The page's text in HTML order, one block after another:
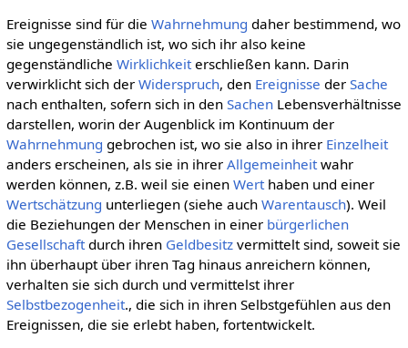
Ereignisse sind für die Wahrnehmung daher bestimmend, wo
sie ungegenständlich ist, wo sich ihr also keine
gegenständliche Wirklichkeiterschließen kann. Darin
verwirklicht sich der Widerspruch, den Ereignisse der Sache
nach enthalten, sofern sich in den SachenLebensverhältnisse
darstellen, worin der Augenblick im Kontinuum der
Wahrnehmung gebrochen ist, wo sie also in ihrer Einzelheit
anders erscheinen, als sie in ihrer Allgemeinheitwahr
werden können, z.B. weil sie einen Werthaben und einer
Wertschätzung unterliegen (siehe auch Warentausch). Weil
die Beziehungen der Menschen in einer bürgerlichen
Gesellschaftdurch ihren Geldbesitzvermittelt sind, soweit sie
ihn überhaupt über ihren Tag hinaus anreichern können,
verhalten sie sich durch und vermittelst ihrer
Selbstbezogenheit., die sich in ihren Selbstgefühlen aus den
Ereignissen, die sie erlebt haben, fortentwickelt.